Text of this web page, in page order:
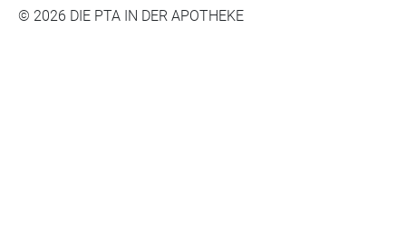
© 2026 DIE PTA IN DER APOTHEKE